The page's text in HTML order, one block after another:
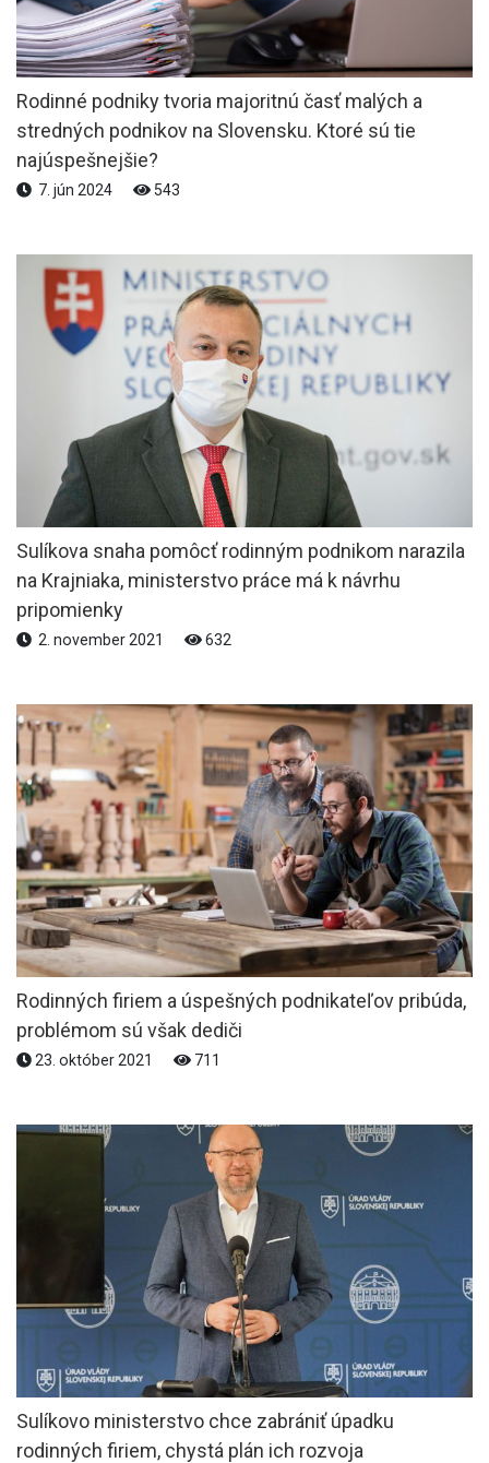
Rodinné podniky tvoria majoritnú časť malých a
stredných podnikov na Slovensku. Ktoré sú tie
najúspešnejšie?
7. jún 2024 543
Sulíkova snaha pomôcť rodinným podnikom narazila
na Krajniaka, ministerstvo práce má k návrhu
pripomienky
2. november 2021 632
Rodinných firiem a úspešných podnikateľov pribúda,
problémom sú však dediči
23. október 2021 711
Sulíkovo ministerstvo chce zabrániť úpadku
rodinných firiem, chystá plán ich rozvoja